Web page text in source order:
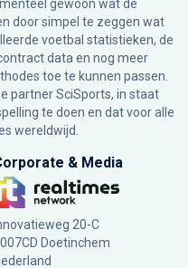
gewoon wat de
door simpel te zeggen wat
voetbal statistieken, de
data en nog meer
toe te kunnen passen.
partner SciSports, in staat
te doen en dat voor alle
wereldwijd.
& Media
20-C
Doetinchem